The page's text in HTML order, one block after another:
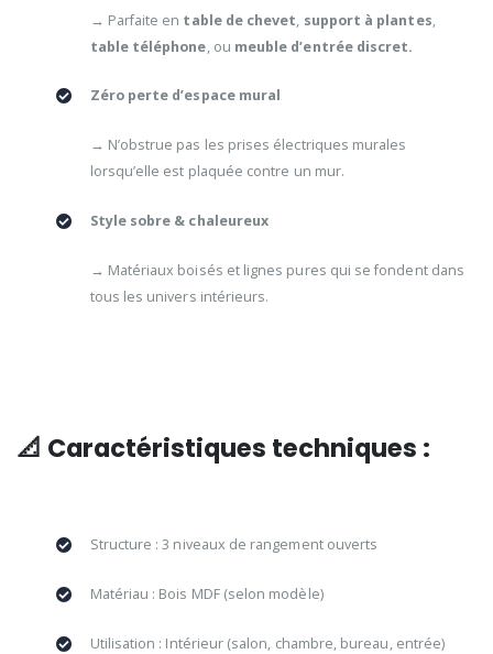
→ Parfaite en table de chevet, support à plantes,
table téléphone, ou meuble d’entrée discret.
Zéro perte d’espace mural
→ N’obstrue pas les prises électriques murales
lorsqu’elle est plaquée contre un mur.
Style sobre & chaleureux
→ Matériaux boisés et lignes pures qui se fondent dans
tous les univers intérieurs.
📐 Caractéristiques techniques :
Structure : 3 niveaux de rangement ouverts
Matériau : Bois MDF (selon modèle)
Utilisation : Intérieur (salon, chambre, bureau, entrée)